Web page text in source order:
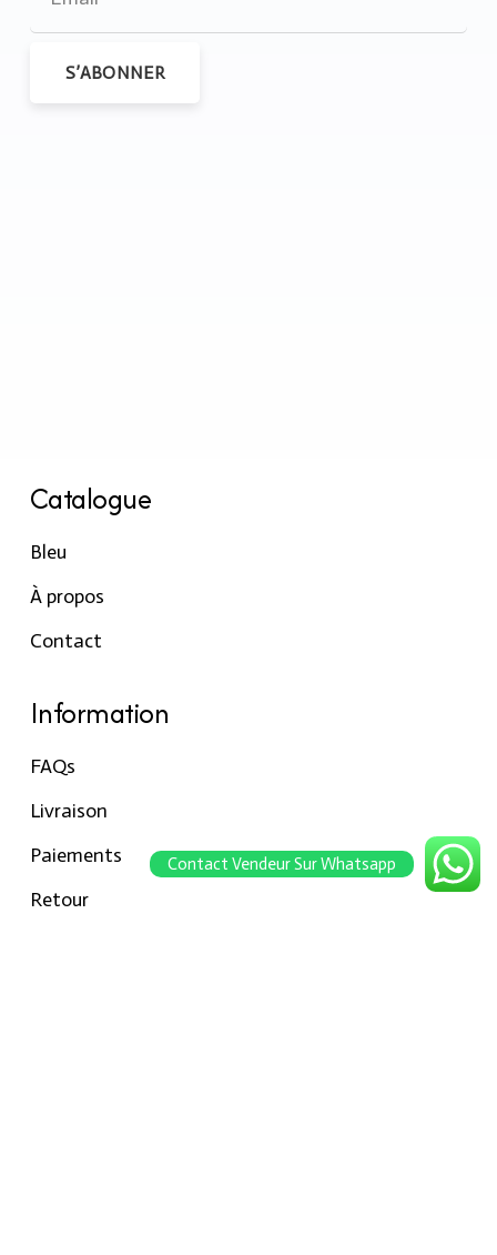
S’ABONNER
Catalogue
Bleu
À propos
Contact
Information
FAQs
Livraison
Paiements
Retour
Contact Vendeur Sur Whatsapp